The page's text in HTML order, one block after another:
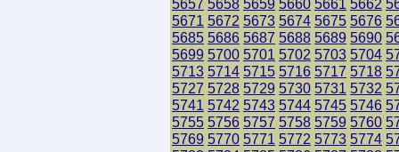
5657 5658 5659 5660 5661 5662
5671 5672 5673 5674 5675 5676
5685 5686 5687 5688 5689 5690
5699 5700 5701 5702 5703 5704
5713 5714 5715 5716 5717 5718
5727 5728 5729 5730 5731 5732
5741 5742 5743 5744 5745 5746
5755 5756 5757 5758 5759 5760
5769 5770 5771 5772 5773 5774